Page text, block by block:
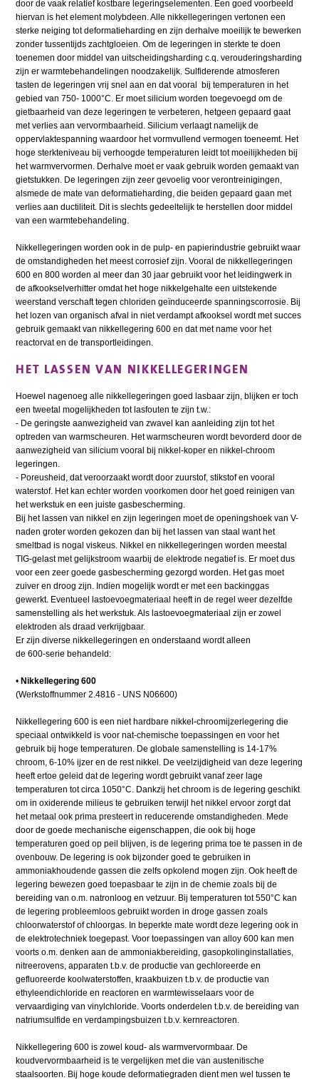
door de vaak relatief kostbare legeringselementen. Een goed voorbeeld
hiervan is het element molybdeen. Alle nikkellegeringen vertonen een
sterke neiging tot deformatieharding en zijn derhalve moeilijk te bewerken
zonder tussentijds zachtgloeien. Om de legeringen in sterkte te doen
toenemen door middel van uitscheidingsharding c.q. verouderingsharding
zijn er warmtebehandelingen noodzakelijk. Sulfiderende atmosferen
tasten de legeringen vrij snel aan en dat vooral bij temperaturen in het
gebied van 750- 1000°C. Er moet silicium worden toegevoegd om de
gietbaarheid van deze legeringen te verbeteren, hetgeen gepaard gaat
met verlies aan vervormbaarheid. Silicium verlaagt namelijk de
oppervlaktespanning waardoor het vormvullend vermogen toeneemt. Het
hoge sterkteniveau bij verhoogde temperaturen leidt tot moeilijkheden bij
het warmvervormen. Derhalve moet er vaak gebruik worden gemaakt van
gietstukken. De legeringen zijn zeer gevoelig voor verontreinigingen,
alsmede de mate van deformatieharding, die beiden gepaard gaan met
verlies aan ductiliteit. Dit is slechts gedeeltelijk te herstellen door middel
van een warmtebehandeling.
Nikkellegeringen worden ook in de pulp- en papierindustrie gebruikt waar
de omstandigheden het meest corrosief zijn. Vooral de nikkellegeringen
600 en 800 worden al meer dan 30 jaar gebruikt voor het leidingwerk in
de afkookselverhitter omdat het hoge nikkelgehalte een uitstekende
weerstand verschaft tegen chloriden geïnduceerde spanningscorrosie. Bij
het lozen van organisch afval in niet verdampt afkooksel wordt met succes
gebruik gemaakt van nikkellegering 600 en dat met name voor het
reactorvat en de transportleidingen.
HET LASSEN VAN NIKKELLEGERINGEN
Hoewel nagenoeg alle nikkellegeringen goed lasbaar zijn, blijken er toch
een tweetal mogelijkheden tot lasfouten te zijn t.w.:
- De geringste aanwezigheid van zwavel kan aanleiding zijn tot het
optreden van warmscheuren. Het warmscheuren wordt bevorderd door de
aanwezigheid van silicium vooral bij nikkel-koper en nikkel-chroom
legeringen.
- Poreusheid, dat veroorzaakt wordt door zuurstof, stikstof en vooral
waterstof. Het kan echter worden voorkomen door het goed reinigen van
het werkstuk en een juiste gasbescherming.
Bij het lassen van nikkel en zijn legeringen moet de openingshoek van V-
naden groter worden gekozen dan bij het lassen van staal want het
smeltbad is nogal viskeus. Nikkel en nikkellegeringen worden meestal
TIG-gelast met gelijkstroom waarbij de elektrode negatief is. Er moet dus
voor een zeer goede gasbescherming gezorgd worden. Het gas moet
zuiver en droog zijn. Indien mogelijk wordt er met een backinggas
gewerkt. Eventueel lastoevoegmateriaal heeft in de regel weer dezelfde
samenstelling als het werkstuk. Als lastoevoegmateriaal zijn er zowel
elektroden als draad verkrijgbaar.
Er zijn diverse nikkellegeringen en onderstaand wordt alleen
de 600-serie behandeld:
• Nikkellegering 600
(Werkstoffnummer 2.4816 - UNS N06600)
Nikkellegering 600 is een niet hardbare nikkel-chroomijzerlegering die
speciaal ontwikkeld is voor nat-chemische toepassingen en voor het
gebruik bij hoge temperaturen. De globale samenstelling is 14-17%
chroom, 6-10% ijzer en de rest nikkel. De veelzijdigheid van deze legering
heeft ertoe geleid dat de legering wordt gebruikt vanaf zeer lage
temperaturen tot circa 1050°C. Dankzij het chroom is de legering geschikt
om in oxiderende milieus te gebruiken terwijl het nikkel ervoor zorgt dat
het metaal ook prima presteert in reducerende omstandigheden. Mede
door de goede mechanische eigenschappen, die ook bij hoge
temperaturen goed op peil blijven, is de legering prima toe te passen in de
ovenbouw. De legering is ook bijzonder goed te gebruiken in
ammoniakhoudende gassen die zelfs opkolend mogen zijn. Ook heeft de
legering bewezen goed toepasbaar te zijn in de chemie zoals bij de
bereiding van o.m. natronloog en vetzuur. Bij temperaturen tot 550°C kan
de legering probleemloos gebruikt worden in droge gassen zoals
chloorwaterstof of chloorgas. In beperkte mate wordt deze legering ook in
de elektrotechniek toegepast. Voor toepassingen van alloy 600 kan men
voorts o.m. denken aan de ammoniakbereiding, gasopkolinginstallaties,
nitreerovens, apparaten t.b.v. de productie van gechloreerde en
gefluoreerde koolwaterstoffen, kraakbuizen t.b.v. de productie van
ethyleendichloride en reactoren en warmtewisselaars voor de
vervaardiging van vinylchloride. Voorts onderdelen t.b.v. de bereiding van
natriumsulfide en verdampingsbuizen t.b.v. kernreactoren.
Nikkellegering 600 is zowel koud- als warmvervormbaar. De
koudvervormbaarheid is te vergelijken met die van austenitische
staalsoorten. Bij hoge koude deformatiegraden dient men wel tussen te